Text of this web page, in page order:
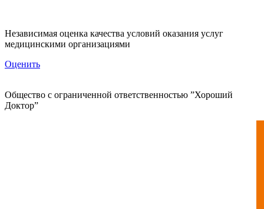
Независимая оценка качества условий оказания услуг
медицинскими организациями
Оценить
Общество с ограниченной ответственностью ”Хороший
Доктор”